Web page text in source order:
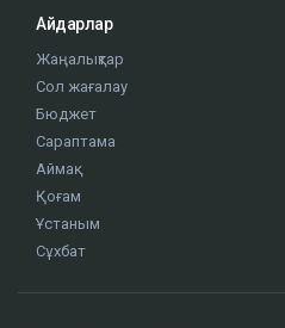
Айдарлар
Жаңалықтар
Сол жағалау
Бюджет
Сараптама
Аймақ
Қоғам
Ұстаным
Сұхбат